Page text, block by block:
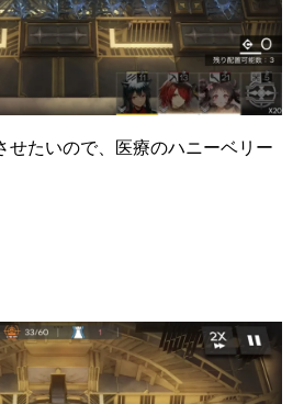
せたいので、医療のハニーベリー